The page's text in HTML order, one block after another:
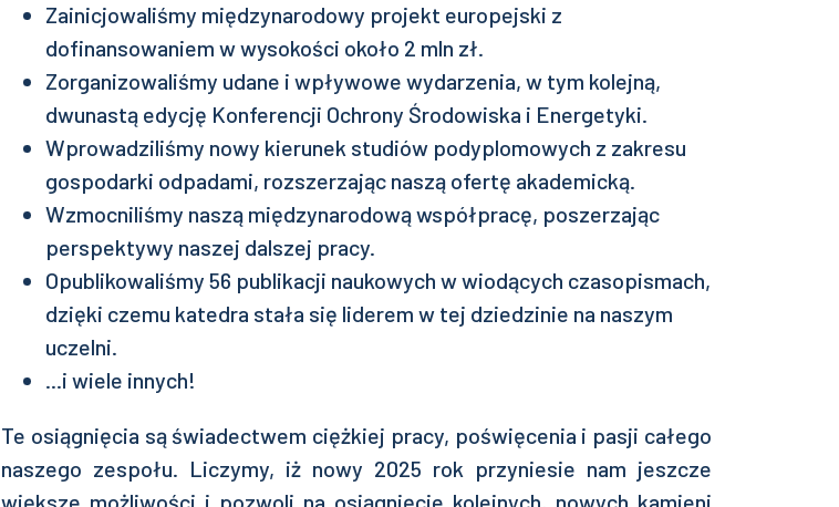
Zainicjowaliśmy międzynarodowy projekt europejski z
dofinansowaniem w wysokości około 2 mln zł.
Zorganizowaliśmy udane i wpływowe wydarzenia, w tym kolejną,
dwunastą edycję Konferencji Ochrony Środowiska i Energetyki.
Wprowadziliśmy nowy kierunek studiów podyplomowych z zakresu
gospodarki odpadami, rozszerzając naszą ofertę akademicką.
Wzmocniliśmy naszą międzynarodową współpracę, poszerzając
perspektywy naszej dalszej pracy.
Opublikowaliśmy 56 publikacji naukowych w wiodących czasopismach,
dzięki czemu katedra stała się liderem w tej dziedzinie na naszym
uczelni.
...i wiele innych!
Te osiągnięcia są świadectwem ciężkiej pracy, poświęcenia i pasji całego
naszego zespołu. Liczymy, iż nowy 2025 rok przyniesie nam jeszcze
większe możliwości i pozwoli na osiągnięcie kolejnych, nowych kamieni